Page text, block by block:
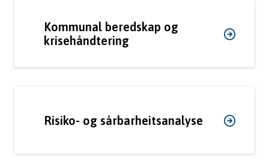
u
e
Kommunal beredskap og
krisehåndtering
Risiko- og sårbarheitsanalyse